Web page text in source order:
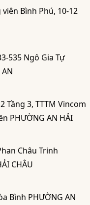
Bình Phú, 10-12
535 Ngô Gia Tự
Tầng 3, TTTM Vincom
PHƯỜNG AN HẢI
Châu Trinh
CHÂU
Bình PHƯỜNG AN